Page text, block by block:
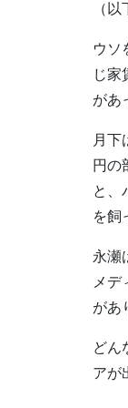
（
ウソ
じ家
があ
月下
円の
と、
を飼
永瀬
メデ
があ
どん
アが